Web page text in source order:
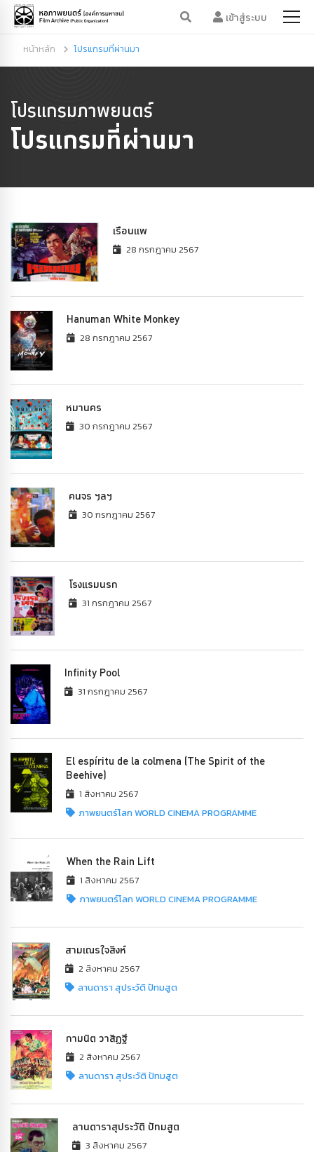
เข้าสู่ระบบ
หน้าหลัก โปรแกรมที่ผ่านมา
โปรแกรมภาพยนตร์
โปรแกรมที่ผ่านมา
เรือนแพ
28 กรกฎาคม 2567
Hanuman White Monkey
28 กรกฎาคม 2567
หมานคร
30 กรกฎาคม 2567
คนจร ฯลฯ
30 กรกฎาคม 2567
โรงแรมนรก
31 กรกฎาคม 2567
Infinity Pool
31 กรกฎาคม 2567
El espíritu de la colmena (The Spirit of the
Beehive)
1 สิงหาคม 2567
ภาพยนตร์โลก WORLD CINEMA PROGRAMME
When the Rain Lift
1 สิงหาคม 2567
ภาพยนตร์โลก WORLD CINEMA PROGRAMME
สามเณรใจสิงห์
2 สิงหาคม 2567
ลานดารา สุประวัติ ปัทมสูต
กามนิต วาสิฏฐี
2 สิงหาคม 2567
ลานดารา สุประวัติ ปัทมสูต
ลานดาราสุประวัติ ปัทมสูต
3 สิงหาคม 2567